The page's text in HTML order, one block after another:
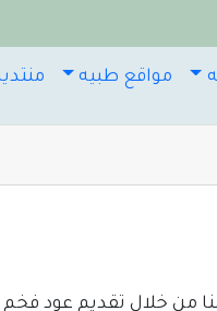
مواقع طبيه
من خلال تقديم عود فخم